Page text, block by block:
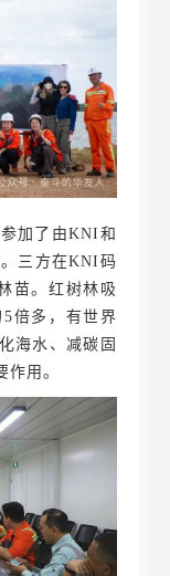
加了由KNI和
三方在KNI码
苗。红树林吸
倍多，有世界
海水、减碳固
用。